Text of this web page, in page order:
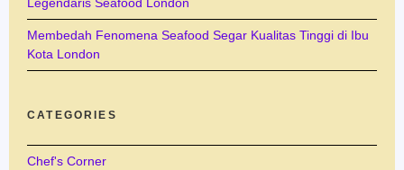
Legendaris Seafood London
Membedah Fenomena Seafood Segar Kualitas Tinggi di Ibu
Kota London
CATEGORIES
Chef's Corner